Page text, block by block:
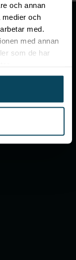
och annan
medier och
med.
med annan
som de har